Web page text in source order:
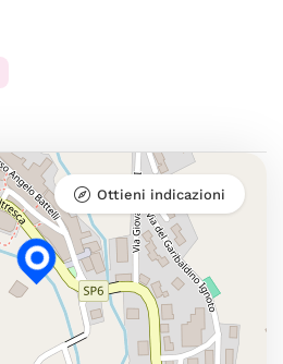
Ottieni indicazioni